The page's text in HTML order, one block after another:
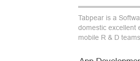
Tabpear is a
domestic excellent
mobile R & D teams.